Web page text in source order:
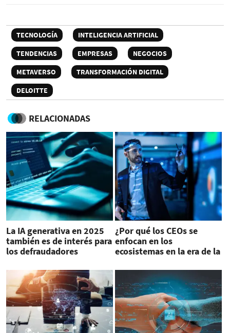
TECNOLOGÍA
INTELIGENCIA ARTIFICIAL
TENDENCIAS
EMPRESAS
NEGOCIOS
METAVERSO
TRANSFORMACIÓN DIGITAL
DELOITTE
RELACIONADAS
La IA generativa en 2025
también es de interés para
los defraudadores
¿Por qué los CEOs se
enfocan en los
ecosistemas en la era de la